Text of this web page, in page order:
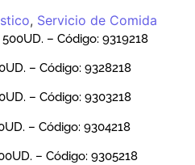
, Servicio de Comida
– Código: 9319218
– Código: 9328218
– Código: 9303218
– Código: 9304218
– Código: 9305218